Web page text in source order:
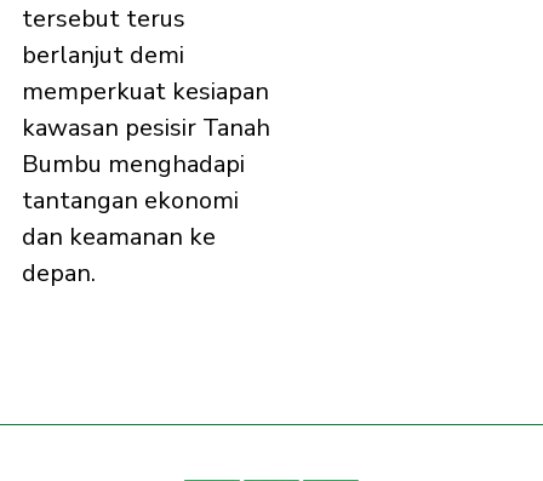
tersebut terus
berlanjut demi
memperkuat kesiapan
kawasan pesisir Tanah
Bumbu menghadapi
tantangan ekonomi
dan keamanan ke
depan.